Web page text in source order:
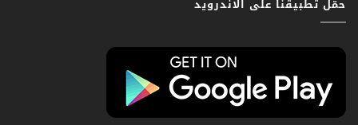
حمّل تطبيقنا على الاندرويد